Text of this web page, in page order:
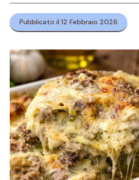
Pubblicato il 12 Febbraio 2026